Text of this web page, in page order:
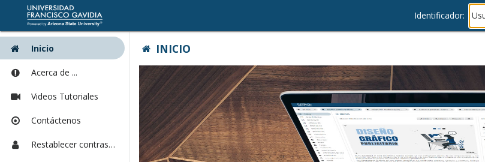
Identificador:
Las
herramientas
empiezan
aquí
Inicio
Acerca de ...
Videos Tutoriales
Contáctenos
Restablecer contraseña
INICIO
Los
contenidos
empiezan
aquí